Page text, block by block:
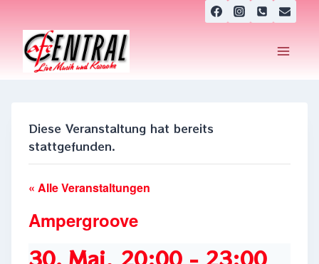
Inhalt
springen
Diese Veranstaltung hat bereits
stattgefunden.
« Alle Veranstaltungen
Ampergroove
30. Mai, 20:00 - 23:00